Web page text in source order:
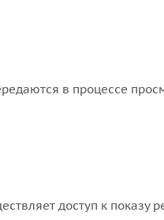
в процессе
доступ к показу